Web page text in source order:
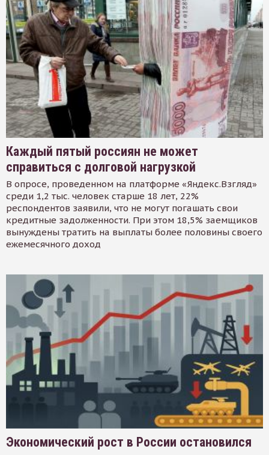
Каждый пятый россиян не может
справиться с долговой нагрузкой
В опросе, проведенном на платформе «Яндекс.Взгляд»
среди 1,2 тыс. человек старше 18 лет, 22%
респондентов заявили, что не могут погашать свои
кредитные задолженности. При этом 18,5% заемщиков
вынуждены тратить на выплаты более половины своего
ежемесячного доход
Экономический рост в России остановился